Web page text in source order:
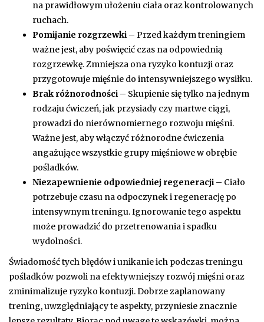
na prawidłowym ułożeniu ciała oraz kontrolowanych
ruchach.
Pomijanie rozgrzewki – Przed każdym treningiem
ważne jest, aby poświęcić czas na odpowiednią
rozgrzewkę. Zmniejsza ona ryzyko kontuzji oraz
przygotowuje mięśnie do intensywniejszego wysiłku.
Brak różnorodności – Skupienie się tylko na jednym
rodzaju ćwiczeń, jak przysiady czy martwe ciągi,
prowadzi do nierównomiernego rozwoju mięśni.
Ważne jest, aby włączyć różnorodne ćwiczenia
angażujące wszystkie grupy mięśniowe w obrębie
pośladków.
Niezapewnienie odpowiedniej regeneracji – Ciało
potrzebuje czasu na odpoczynek i regenerację po
intensywnym treningu. Ignorowanie tego aspektu
może prowadzić do przetrenowania i spadku
wydolności.
Świadomość tych błędów i unikanie ich podczas treningu
pośladków pozwoli na efektywniejszy rozwój mięśni oraz
zminimalizuje ryzyko kontuzji. Dobrze zaplanowany
trening, uwzględniający te aspekty, przyniesie znacznie